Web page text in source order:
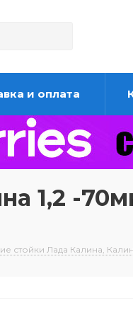
и оплата
1,2 -
стойки Лада Калина,